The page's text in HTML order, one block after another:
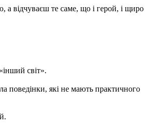
відчуваєш те саме, що і герой, і щиро
світ».
поведінки, які не мають практичного